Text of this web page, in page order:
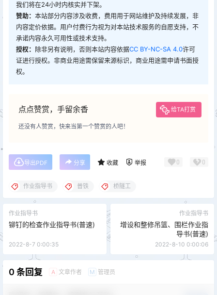
我们将在24小时内核实并下架。
赞助： 本站部分内容涉及收费，费用用于网站维护及持续发展，非
内容定价依据。用户付费行为视为对本站技术服务的自愿支持，不
承诺内容永久可用性或技术支持。
授权： 除非另有说明，否则本站内容依据CC BY-NC-SA 4.0许可
证进行授权。非商业用途需保留来源标识，商业用途需申请书面授
权。
点点赞赏，手留余香 给TA打赏
还没有人赞赏，快来当第一个赞赏的人吧！
导出PDF 分享 收藏 举报 0 0
作业指导书 普铁 桥隧工
作业指导书
铆钉的检查作业指导书(普速)
2022-8-7 0:00:35
作业指导书
增设和整修吊篮、围栏作业指
导书(普速)
2022-8-10 0:00:06
0 条回复 A 文章作者 M 管理员